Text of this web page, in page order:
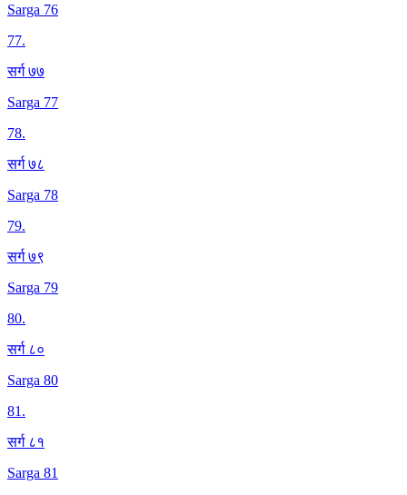
Sarga 76
77.
सर्ग ७७
Sarga 77
78.
सर्ग ७८
Sarga 78
79.
सर्ग ७९
Sarga 79
80.
सर्ग ८०
Sarga 80
81.
सर्ग ८१
Sarga 81